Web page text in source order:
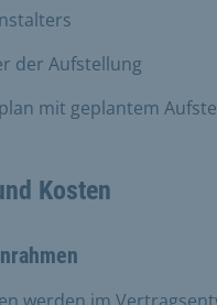
der Aufstellung
mit geplantem
Kosten